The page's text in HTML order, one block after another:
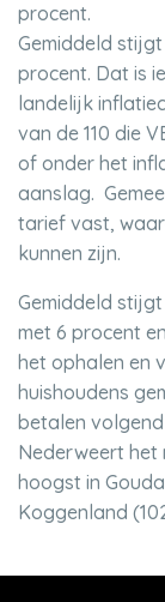
procent.
Gemiddeld
procent. Dat is
landelijk
van de 110 die
of onder het
aanslag.
tarief vast,
kunnen zijn.
Gemiddeld
met 6 procent
het ophalen en
huishoudens
betalen
Nederweert het
hoogst in
Koggenland